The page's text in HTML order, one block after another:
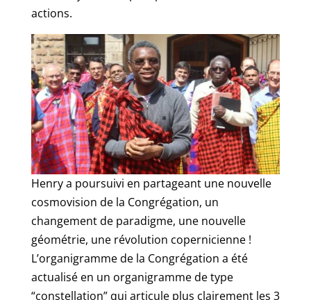
actions.
Henry a poursuivi en partageant une nouvelle
cosmovision de la Congrégation, un
changement de paradigme, une nouvelle
géométrie, une révolution copernicienne !
L’organigramme de la Congrégation a été
actualisé en un organigramme de type
“constellation” qui articule plus clairement les 3